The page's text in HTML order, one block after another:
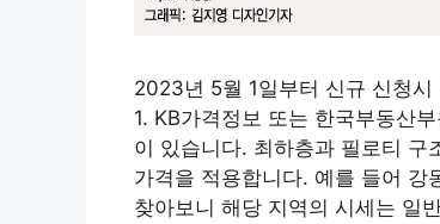
2023년 5월 1일부터 신규 신청
1. KB가격정보 또는 한국부동산
이 있습니다. 최하층과 필로티 구
가격을 적용합니다. 예를 들어 강
찾아보니 해당 지역의 시세는 일